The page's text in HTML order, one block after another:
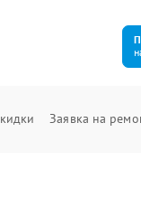
Заявка на